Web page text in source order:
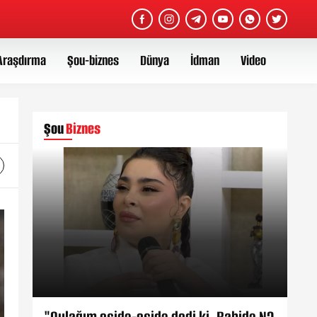
Şou-biznes Dünya İdman Video
ŞouBiznes